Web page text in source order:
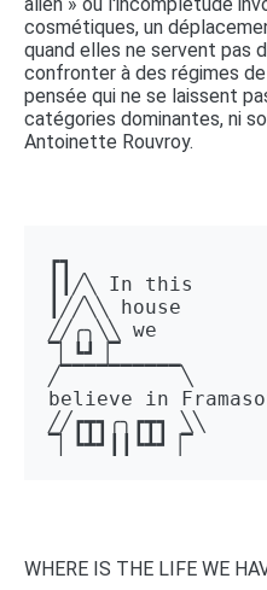
cosmétiques, un
quand elles ne servent pas
confronter à des régimes
pensée qui ne se laissent
catégories dominantes, ni
Antoinette Rouvroy.
┏┓
┃┃╱╲ In this
┃╱╱╲╲ house
╱╱╭╮╲╲ we
▔▏┗┛▕▔
╱▔▔▔▔▔▔▔▔▔▔╲
believe in
╱╱┏┳┓╭╮┏┳┓ ╲╲
▔▏┗┻┛┃┃┗┻┛▕▔
WHERE IS THE LIFE WE